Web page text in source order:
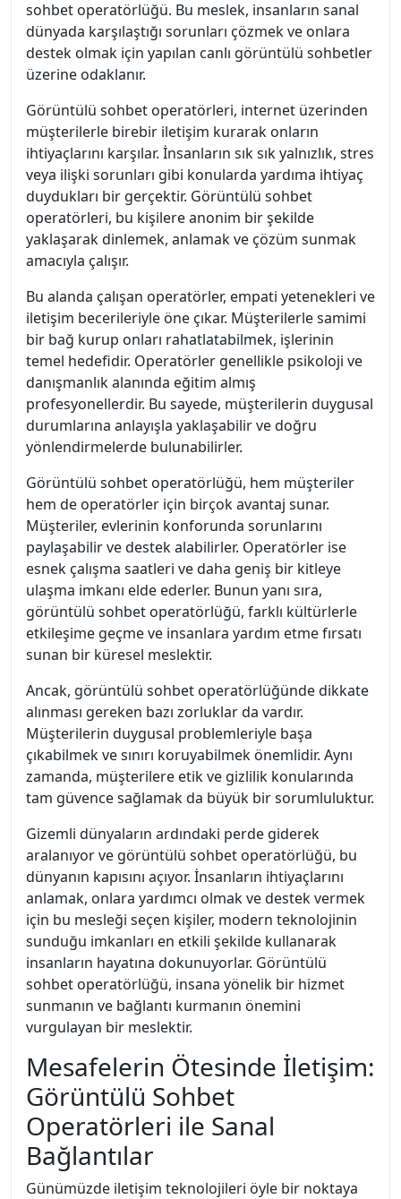
sohbet operatörlüğü. Bu meslek, insanların sanal
dünyada karşılaştığı sorunları çözmek ve onlara
destek olmak için yapılan canlı görüntülü sohbetler
üzerine odaklanır.
Görüntülü sohbet operatörleri, internet üzerinden
müşterilerle birebir iletişim kurarak onların
ihtiyaçlarını karşılar. İnsanların sık sık yalnızlık, stres
veya ilişki sorunları gibi konularda yardıma ihtiyaç
duydukları bir gerçektir. Görüntülü sohbet
operatörleri, bu kişilere anonim bir şekilde
yaklaşarak dinlemek, anlamak ve çözüm sunmak
amacıyla çalışır.
Bu alanda çalışan operatörler, empati yetenekleri ve
iletişim becerileriyle öne çıkar. Müşterilerle samimi
bir bağ kurup onları rahatlatabilmek, işlerinin
temel hedefidir. Operatörler genellikle psikoloji ve
danışmanlık alanında eğitim almış
profesyonellerdir. Bu sayede, müşterilerin duygusal
durumlarına anlayışla yaklaşabilir ve doğru
yönlendirmelerde bulunabilirler.
Görüntülü sohbet operatörlüğü, hem müşteriler
hem de operatörler için birçok avantaj sunar.
Müşteriler, evlerinin konforunda sorunlarını
paylaşabilir ve destek alabilirler. Operatörler ise
esnek çalışma saatleri ve daha geniş bir kitleye
ulaşma imkanı elde ederler. Bunun yanı sıra,
görüntülü sohbet operatörlüğü, farklı kültürlerle
etkileşime geçme ve insanlara yardım etme fırsatı
sunan bir küresel meslektir.
Ancak, görüntülü sohbet operatörlüğünde dikkate
alınması gereken bazı zorluklar da vardır.
Müşterilerin duygusal problemleriyle başa
çıkabilmek ve sınırı koruyabilmek önemlidir. Aynı
zamanda, müşterilere etik ve gizlilik konularında
tam güvence sağlamak da büyük bir sorumluluktur.
Gizemli dünyaların ardındaki perde giderek
aralanıyor ve görüntülü sohbet operatörlüğü, bu
dünyanın kapısını açıyor. İnsanların ihtiyaçlarını
anlamak, onlara yardımcı olmak ve destek vermek
için bu mesleği seçen kişiler, modern teknolojinin
sunduğu imkanları en etkili şekilde kullanarak
insanların hayatına dokunuyorlar. Görüntülü
sohbet operatörlüğü, insana yönelik bir hizmet
sunmanın ve bağlantı kurmanın önemini
vurgulayan bir meslektir.
Mesafelerin Ötesinde İletişim:
Görüntülü Sohbet
Operatörleri ile Sanal
Bağlantılar
Günümüzde iletişim teknolojileri öyle bir noktaya